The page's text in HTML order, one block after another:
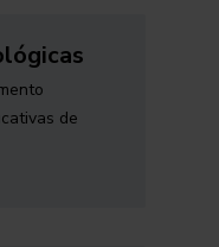
de